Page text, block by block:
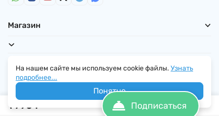
1 790 ₽
Магазин
Для покупателей
На нашем сайте мы используем cookie файлы. Узнать
подробнее...
Понятно
Подписаться